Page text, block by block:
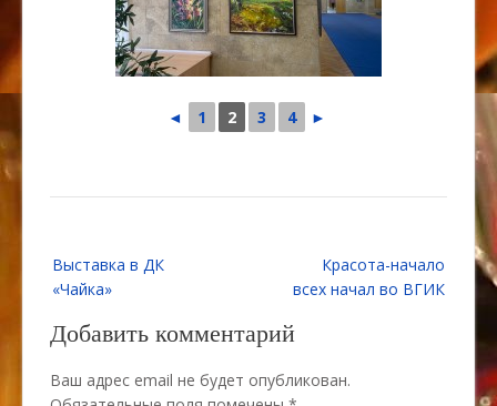
◄ 1 2 3 4 ►
по
записям
Выставка в ДК
«Чайка»
Красота-начало
всех начал во ВГИК
Добавить комментарий
Ваш адрес email не будет опубликован.